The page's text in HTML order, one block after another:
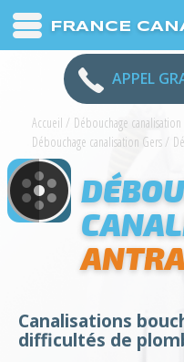
FRANCE
APPEL
Accueil / Débouchage
Débouchage canalisation Gers/
Canalisations
difficultés de